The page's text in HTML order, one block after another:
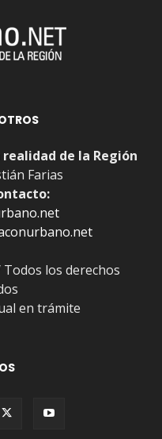
realidad de la Región
Farias
los derechos
en trámite